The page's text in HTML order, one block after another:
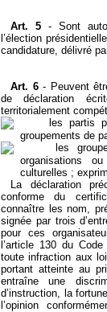
Art. 5- Sont
l’élection
candidature, délivré
Art. 6- Peuvent
de déclaration
territorialement
les partis
groupements de
les
organisations
culturelles ;
La déclaration
conforme du
connaître les nom,
signée par trois
pour ces
l’article 130 du
toute infraction aux
portant atteinte au
entraîne une
d’instruction, la
l’opinion